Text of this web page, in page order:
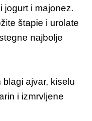
jogurt i majonez.
štapie i urolate
najbolje
ajvar, kiselu
i izmrvljene